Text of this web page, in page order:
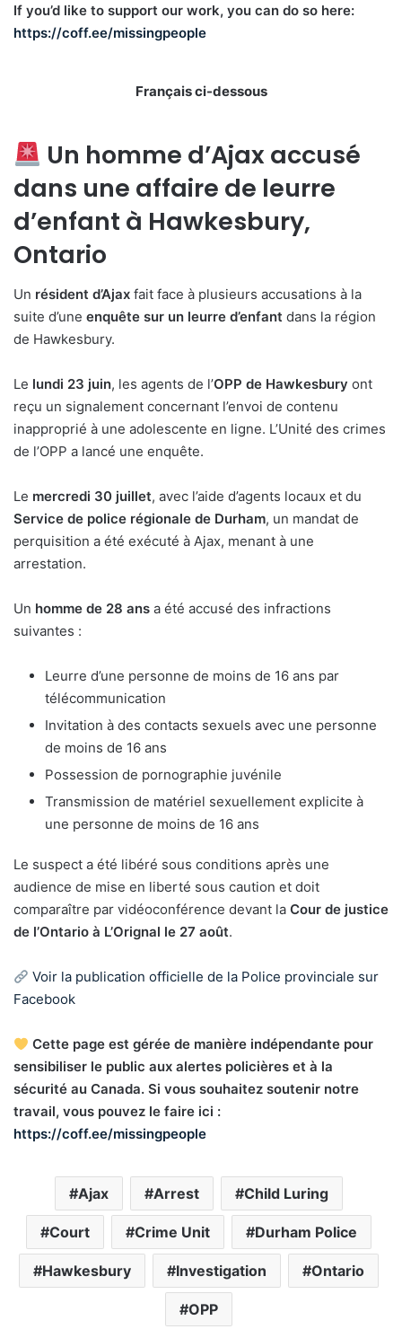
If you’d like to support our work, you can do so here:
https://coff.ee/missingpeople
Français ci-dessous
Un homme d’Ajax accusé
dans une affaire de leurre
d’enfant à Hawkesbury,
Ontario
Un résident d’Ajax fait face à plusieurs accusations à la
suite d’une enquête sur un leurre d’enfant dans la région
de Hawkesbury.
Le lundi 23 juin, les agents de l’OPP de Hawkesbury ont
reçu un signalement concernant l’envoi de contenu
inapproprié à une adolescente en ligne. L’Unité des crimes
de l’OPP a lancé une enquête.
Le mercredi 30 juillet, avec l’aide d’agents locaux et du
Service de police régionale de Durham, un mandat de
perquisition a été exécuté à Ajax, menant à une
arrestation.
Un homme de 28 ans a été accusé des infractions
suivantes :
Leurre d’une personne de moins de 16 ans par
télécommunication
Invitation à des contacts sexuels avec une personne
de moins de 16 ans
Possession de pornographie juvénile
Transmission de matériel sexuellement explicite à
une personne de moins de 16 ans
Le suspect a été libéré sous conditions après une
audience de mise en liberté sous caution et doit
comparaître par vidéoconférence devant la Cour de justice
de l’Ontario à L’Orignal le 27 août.
Voir la publication officielle de la Police provinciale sur
Facebook
Cette page est gérée de manière indépendante pour
sensibiliser le public aux alertes policières et à la
sécurité au Canada. Si vous souhaitez soutenir notre
travail, vous pouvez le faire ici :
https://coff.ee/missingpeople
Ajax Arrest Child Luring
Court Crime Unit Durham Police
Hawkesbury Investigation Ontario
OPP